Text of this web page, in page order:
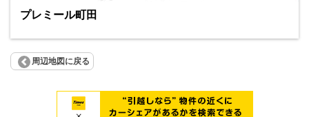
プレミール町田
周辺地図に戻る